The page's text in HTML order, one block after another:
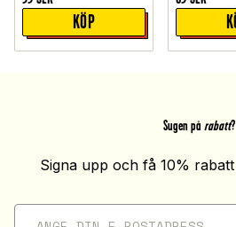
KÖP
Sugen på rabatt?
Signa upp och få 10%